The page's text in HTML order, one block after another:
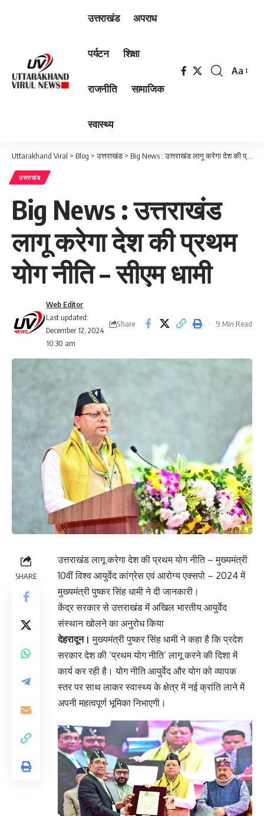
उत्तराखंड अपराध
पर्यटन शिक्षा
राजनीति सामाजिक
स्वास्थ्य
Font
Aa
Uttarakhand Viral > Blog >उत्तराखंड > Big News : उत्तराखंड लागू करेगा देश की प्रथम योग नीति – सीएम धामी
उत्तराखंड
Big News : उत्तराखंड
लागू करेगा देश की प्रथम
योग नीति – सीएम धामी
Last updated:
December 12, 2024
10:30 am
Web Editor
Share 9 Min Read
SHARE
उत्तराखंड लागू करेगा देश की प्रथम योग नीति – मुख्यमंत्री
10वीं विश्व आयुर्वेद कांग्रेस एवं आरोग्य एक्सपो – 2024 में
मुख्यमंत्री पुष्कर सिंह धामी ने दी जानकारी।
केंद्र सरकार से उत्तराखंड में अखिल भारतीय आयुर्वेद
संस्थान खोलने का अनुरोध किया
देहरादून। मुख्यमंत्री पुष्कर सिंह धामी ने कहा है कि प्रदेश
सरकार देश की ‘प्रथम योग नीति’ लागू करने की दिशा में
कार्य कर रही है। योग नीति आयुर्वेद और योग को व्यापक
स्तर पर साथ लाकर स्वास्थ्य के क्षेत्र में नई क्रांति लाने में
अपनी महत्वपूर्ण भूमिका निभाएगी।